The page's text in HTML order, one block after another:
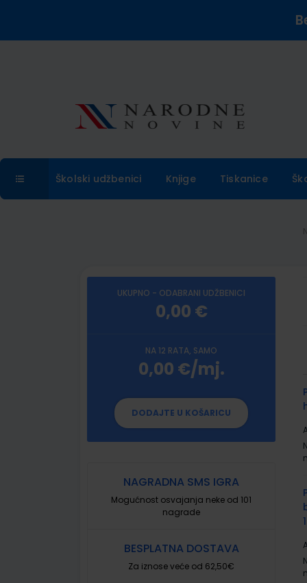
Školski udžbenici Knjige Tiskanice
UKUPNO - ODABRANI UDŽBENICI
0,00 €
NA 12 RATA, SAMO
0,00 €/mj.
DODAJTE U KOŠARICU
NAGRADNA SMS IGRA
Mogućnost osvajanja neke od 101
nagrade
BESPLATNA DOSTAVA
Za iznose veće od 62,50€